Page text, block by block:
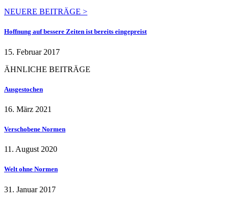
NEUERE BEITRÄGE >
Hoffnung auf bessere Zeiten ist bereits eingepreist
15. Februar 2017
ÄHNLICHE BEITRÄGE
Ausgestochen
16. März 2021
Verschobene Normen
11. August 2020
Welt ohne Normen
31. Januar 2017